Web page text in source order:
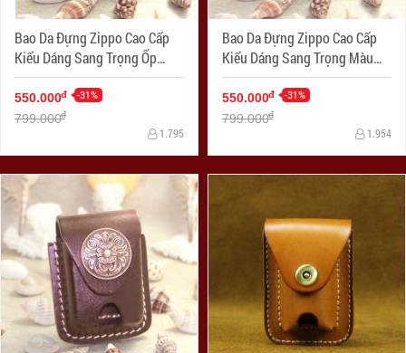
Bao Da Đựng Zippo Cao Cấp
Kiểu Dáng Sang Trọng Ốp
Hình
550.000đ -31%
799.000đ
1.795
Bao Da Đựng Zippo Cao Cấp
Kiểu Dáng Sang Trọng Màu
Đen Nhạt Ốp Hình
550.000đ -31%
799.000đ
1.954